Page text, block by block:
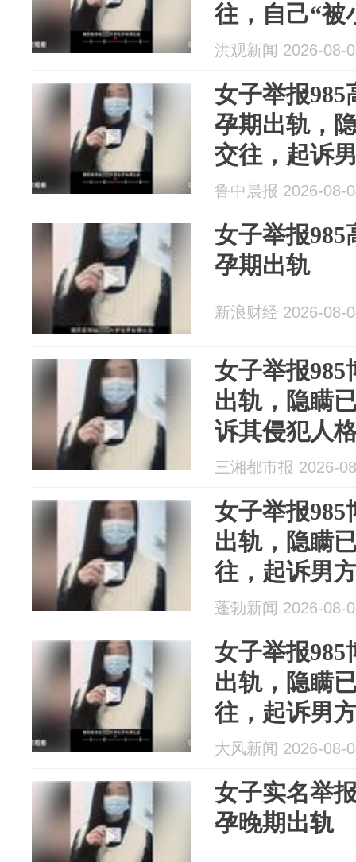
往，自己“被
犯人格权，
入职香港一
洪观新闻 2026-08-
女子举报985
孕期出轨，
交往，起诉
方至今未道
鲁中晨报 2026-08-
女子举报985
孕期出轨
新浪财经 2026-08-
女子举报985
出轨，隐瞒
诉其侵犯人
歉，目前已
系某学院研
三湘都市报 2026-
女子举报985
出轨，隐瞒
往，起诉男
至今未道歉
蓬勃新闻 2026-08-
女子举报985
出轨，隐瞒
往，起诉男
至今未道歉
大风新闻 2026-08-
女子实名举
孕晚期出轨